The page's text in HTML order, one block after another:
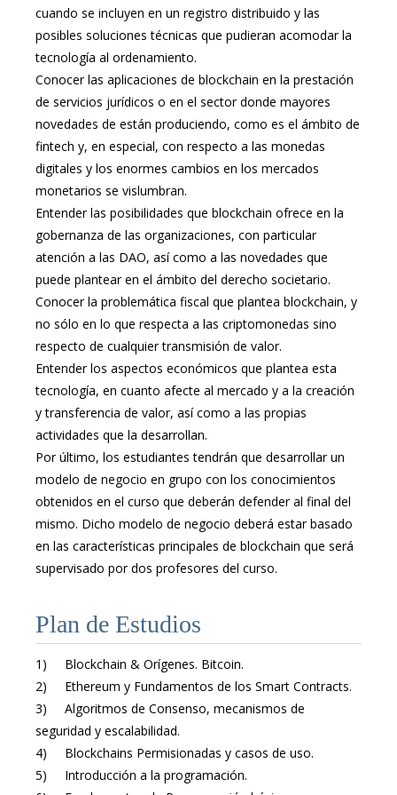
cuando se incluyen en un registro distribuido y las
posibles soluciones técnicas que pudieran acomodar la
tecnología al ordenamiento.
Conocer las aplicaciones de blockchain en la prestación
de servicios jurídicos o en el sector donde mayores
novedades de están produciendo, como es el ámbito de
fintech y, en especial, con respecto a las monedas
digitales y los enormes cambios en los mercados
monetarios se vislumbran.
Entender las posibilidades que blockchain ofrece en la
gobernanza de las organizaciones, con particular
atención a las DAO, así como a las novedades que
puede plantear en el ámbito del derecho societario.
Conocer la problemática fiscal que plantea blockchain, y
no sólo en lo que respecta a las criptomonedas sino
respecto de cualquier transmisión de valor.
Entender los aspectos económicos que plantea esta
tecnología, en cuanto afecte al mercado y a la creación
y transferencia de valor, así como a las propias
actividades que la desarrollan.
Por último, los estudiantes tendrán que desarrollar un
modelo de negocio en grupo con los conocimientos
obtenidos en el curso que deberán defender al final del
mismo. Dicho modelo de negocio deberá estar basado
en las características principales de blockchain que será
supervisado por dos profesores del curso.
Plan de Estudios
1) Blockchain & Orígenes. Bitcoin.
2) Ethereum y Fundamentos de los Smart Contracts.
3) Algoritmos de Consenso, mecanismos de
seguridad y escalabilidad.
4) Blockchains Permisionadas y casos de uso.
5) Introducción a la programación.